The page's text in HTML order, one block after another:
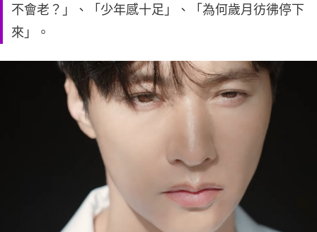
不會老？」、「少年感十足」、「為何歲月彷彿停下
來」。